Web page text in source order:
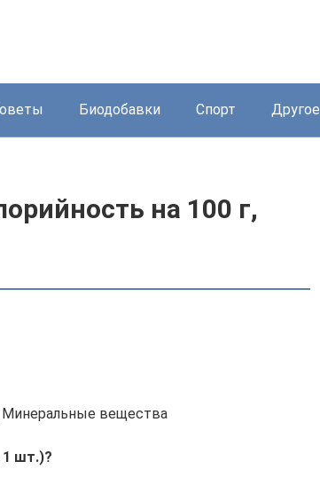
Биодобавки Спорт Другое
на 100 г,
вещества
1 шт.)?